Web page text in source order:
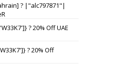
? |"alc797871"|
? 20% Off UAE
? 20% Off